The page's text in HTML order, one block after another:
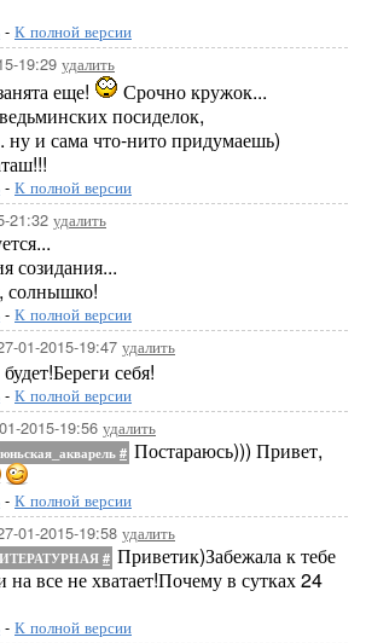
- К полной версии
19:29 удалить
еще!
Срочно кружок...
посиделок,
ну и сама что-нито придумаешь)
- К полной версии
21:32 удалить
созидания...
солнышко!
- К полной версии
01-2015-19:47 удалить
себя!
- К полной версии
2015-19:56 удалить
# Постараюсь))) Привет,
- К полной версии
01-2015-19:58 удалить
# Приветик)Забежала к тебе
все не хватает!Почему в сутках 24
- К полной версии